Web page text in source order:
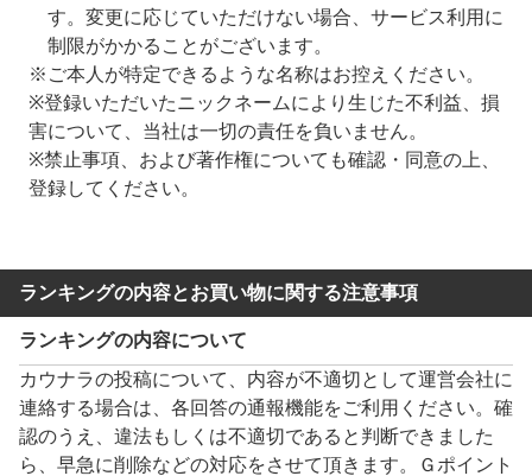
す。変更に応じていただけない場合、サービス利用に
制限がかかることがございます。
※ご本人が特定できるような名称はお控えください。
※登録いただいたニックネームにより生じた不利益、損
害について、当社は一切の責任を負いません。
※禁止事項、および著作権についても確認・同意の上、
登録してください。
ランキングの内容とお買い物に関する注意事項
ランキングの内容について
カウナラの投稿について、内容が不適切として運営会社に
連絡する場合は、各回答の通報機能をご利用ください。確
認のうえ、違法もしくは不適切であると判断できました
ら、早急に削除などの対応をさせて頂きます。Ｇポイント